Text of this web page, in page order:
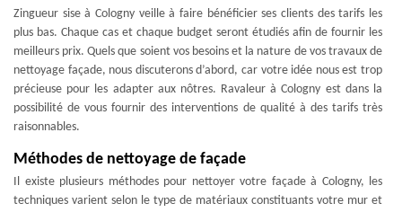
Zingueur sise à Cologny veille à faire bénéficier ses clients des tarifs les
plus bas. Chaque cas et chaque budget seront étudiés afin de fournir les
meilleurs prix. Quels que soient vos besoins et la nature de vos travaux de
nettoyage façade, nous discuterons d’abord, car votre idée nous est trop
précieuse pour les adapter aux nôtres. Ravaleur à Cologny est dans la
possibilité de vous fournir des interventions de qualité à des tarifs très
raisonnables.
Méthodes de nettoyage de façade
Il existe plusieurs méthodes pour nettoyer votre façade à Cologny, les
techniques varient selon le type de matériaux constituants votre mur et